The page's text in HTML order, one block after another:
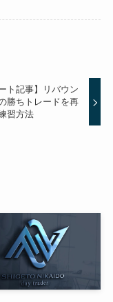
ト記事】リバウン
勝ちトレードを再
習方法